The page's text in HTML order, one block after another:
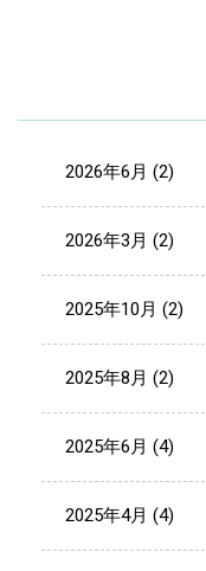
2026年6月 (2)
2026年3月 (2)
2025年10月 (2)
2025年8月 (2)
2025年6月 (4)
2025年4月 (4)